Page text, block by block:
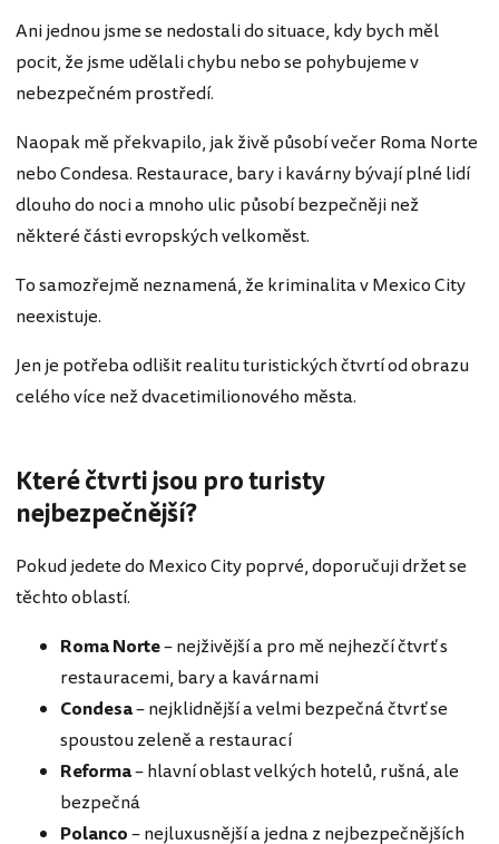
Ani jednou jsme se nedostali do situace, kdy bych měl
pocit, že jsme udělali chybu nebo se pohybujeme v
nebezpečném prostředí.
Naopak mě překvapilo, jak živě působí večer Roma Norte
nebo Condesa. Restaurace, bary i kavárny bývají plné lidí
dlouho do noci a mnoho ulic působí bezpečněji než
některé části evropských velkoměst.
To samozřejmě neznamená, že kriminalita v Mexico City
neexistuje.
Jen je potřeba odlišit realitu turistických čtvrtí od obrazu
celého více než dvacetimilionového města.
Které čtvrti jsou pro turisty
nejbezpečnější?
Pokud jedete do Mexico City poprvé, doporučuji držet se
těchto oblastí.
Roma Norte– nejživější a pro mě nejhezčí čtvrť s
restauracemi, bary a kavárnami
Condesa– nejklidnější a velmi bezpečná čtvrť se
spoustou zeleně a restaurací
Reforma– hlavní oblast velkých hotelů, rušná, ale
bezpečná
Polanco– nejluxusnější a jedna z nejbezpečnějších